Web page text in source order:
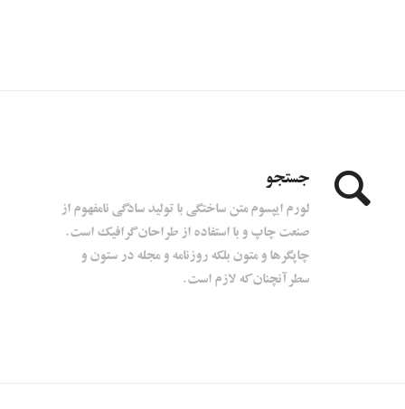
جستجو
لورم ایپسوم متن ساختگی با تولید سادگی نامفهوم از
صنعت چاپ و با استفاده از طراحان گرافیک است.
چاپگرها و متون بلکه روزنامه و مجله در ستون و
سطرآنچنان که لازم است.